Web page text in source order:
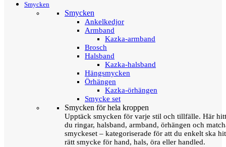
Smycken
Smycken
Ankelkedjor
Armband
Kazka-armband
Brosch
Halsband
Kazka-halsband
Hängsmycken
Örhängen
Kazka-örhängen
Smycke set
Smycken för hela kroppen
Upptäck smycken för varje stil och tillfälle. Här
du ringar, halsband, armband, örhängen och
smyckeset – kategoriserade för att du enkelt ska
rätt smycke för hand, hals, öra eller handled.